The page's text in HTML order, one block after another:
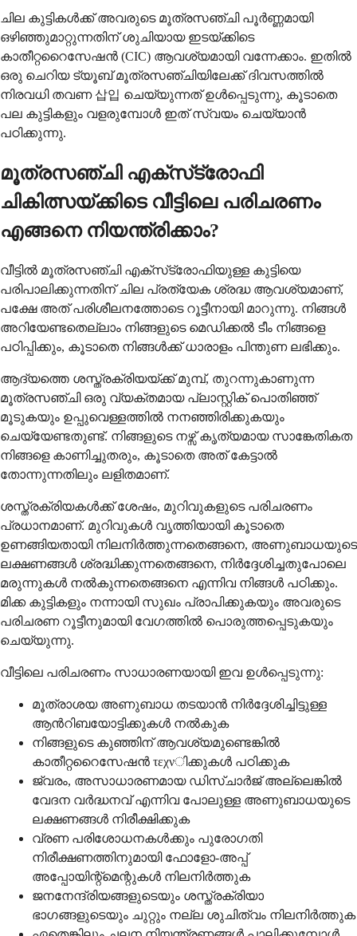
ചില കുട്ടികള്‍ക്ക് അവരുടെ മൂത്രസഞ്ചി പൂര്‍ണ്ണമായി
ഒഴിഞ്ഞുമാറ്റുന്നതിന് ശുചിയായ ഇടയ്ക്കിടെ
കാതീറ്ററൈസേഷന്‍ (CIC) ആവശ്യമായി വന്നേക്കാം. ഇതില്‍
ഒരു ചെറിയ ട്യൂബ് മൂത്രസഞ്ചിയിലേക്ക് ദിവസത്തില്‍
നിരവധി തവണ 삽입 ചെയ്യുന്നത് ഉള്‍പ്പെടുന്നു, കൂടാതെ
പല കുട്ടികളും വളരുമ്പോള്‍ ഇത് സ്വയം ചെയ്യാന്‍
പഠിക്കുന്നു.
മൂത്രസഞ്ചി എക്‌സ്‌ട്രോഫി
ചികിത്സയ്ക്കിടെ വീട്ടിലെ പരിചരണം
എങ്ങനെ നിയന്ത്രിക്കാം?
വീട്ടില്‍ മൂത്രസഞ്ചി എക്‌സ്‌ട്രോഫിയുള്ള കുട്ടിയെ
പരിപാലിക്കുന്നതിന് ചില പ്രത്യേക ശ്രദ്ധ ആവശ്യമാണ്,
പക്ഷേ അത് പരിശീലനത്തോടെ റൂട്ടീനായി മാറുന്നു. നിങ്ങള്‍
അറിയേണ്ടതെല്ലാം നിങ്ങളുടെ മെഡിക്കല്‍ ടീം നിങ്ങളെ
പഠിപ്പിക്കും, കൂടാതെ നിങ്ങള്‍ക്ക് ധാരാളം പിന്തുണ ലഭിക്കും.
ആദ്യത്തെ ശസ്ത്രക്രിയയ്ക്ക് മുമ്പ്, തുറന്നുകാണുന്ന
മൂത്രസഞ്ചി ഒരു വ്യക്തമായ പ്ലാസ്റ്റിക് പൊതിഞ്ഞ്
മൂടുകയും ഉപ്പുവെള്ളത്തില്‍ നനഞ്ഞിരിക്കുകയും
ചെയ്യേണ്ടതുണ്ട്. നിങ്ങളുടെ നഴ്സ് കൃത്യമായ സാങ്കേതികത
നിങ്ങളെ കാണിച്ചുതരും, കൂടാതെ അത് കേട്ടാല്‍
തോന്നുന്നതിലും ലളിതമാണ്.
ശസ്ത്രക്രിയകള്‍ക്ക് ശേഷം, മുറിവുകളുടെ പരിചരണം
പ്രധാനമാണ്. മുറിവുകള്‍ വൃത്തിയായി കൂടാതെ
ഉണങ്ങിയതായി നിലനിര്‍ത്തുന്നതെങ്ങനെ, അണുബാധയുടെ
ലക്ഷണങ്ങള്‍ ശ്രദ്ധിക്കുന്നതെങ്ങനെ, നിര്‍ദ്ദേശിച്ചതുപോലെ
മരുന്നുകള്‍ നല്‍കുന്നതെങ്ങനെ എന്നിവ നിങ്ങള്‍ പഠിക്കും.
മിക്ക കുട്ടികളും നന്നായി സുഖം പ്രാപിക്കുകയും അവരുടെ
പരിചരണ റൂട്ടീനുമായി വേഗത്തില്‍ പൊരുത്തപ്പെടുകയും
ചെയ്യുന്നു.
വീട്ടിലെ പരിചരണം സാധാരണയായി ഇവ ഉൾപ്പെടുന്നു:
മൂത്രാശയ അണുബാധ തടയാൻ നിർദ്ദേശിച്ചിട്ടുള്ള
ആൻറിബയോട്ടിക്കുകൾ നൽകുക
നിങ്ങളുടെ കുഞ്ഞിന് ആവശ്യമുണ്ടെങ്കിൽ
കാതീറ്ററൈസേഷൻ τεχνിക്കുകൾ പഠിക്കുക
ജ്വരം, അസാധാരണമായ ഡിസ്ചാർജ് അല്ലെങ്കിൽ
വേദന വർദ്ധനവ് എന്നിവ പോലുള്ള അണുബാധയുടെ
ലക്ഷണങ്ങൾ നിരീക്ഷിക്കുക
വ്രണ പരിശോധനകൾക്കും പുരോഗതി
നിരീക്ഷണത്തിനുമായി ഫോളോ-അപ്പ്
അപ്പോയിന്റ്മെന്റുകൾ നിലനിർത്തുക
ജനനേന്ദ്രിയങ്ങളുടെയും ശസ്ത്രക്രിയാ
ഭാഗങ്ങളുടെയും ചുറ്റും നല്ല ശുചിത്വം നിലനിർത്തുക